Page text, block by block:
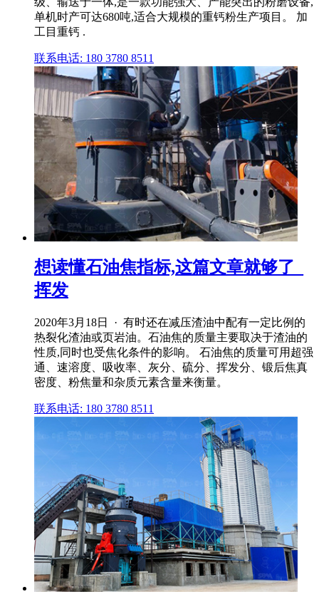
单机时产可达680吨,适合大规模的重钙粉生产项目。 加
工目重钙 .
联系电话: 180 3780 8511
想读懂石油焦指标,这篇文章就够了_
挥发
2020年3月18日 · 有时还在减压渣油中配有一定比例的
热裂化渣油或页岩油。石油焦的质量主要取决于渣油的
性质,同时也受焦化条件的影响。 石油焦的质量可用超强
通、速溶度、吸收率、灰分、硫分、挥发分、锻后焦真
密度、粉焦量和杂质元素含量来衡量。
联系电话: 180 3780 8511